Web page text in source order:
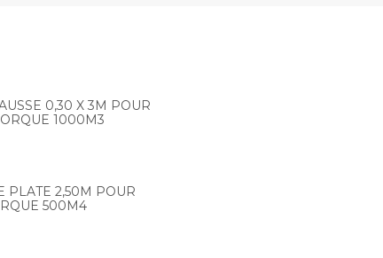
0,30 X 3M POUR
1000M3
PLATE 2,50M POUR
500M4